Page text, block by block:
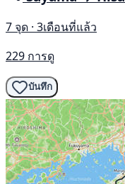
7 จุด · 3เดือนที่แล้ว
229 การดู
บันทึก